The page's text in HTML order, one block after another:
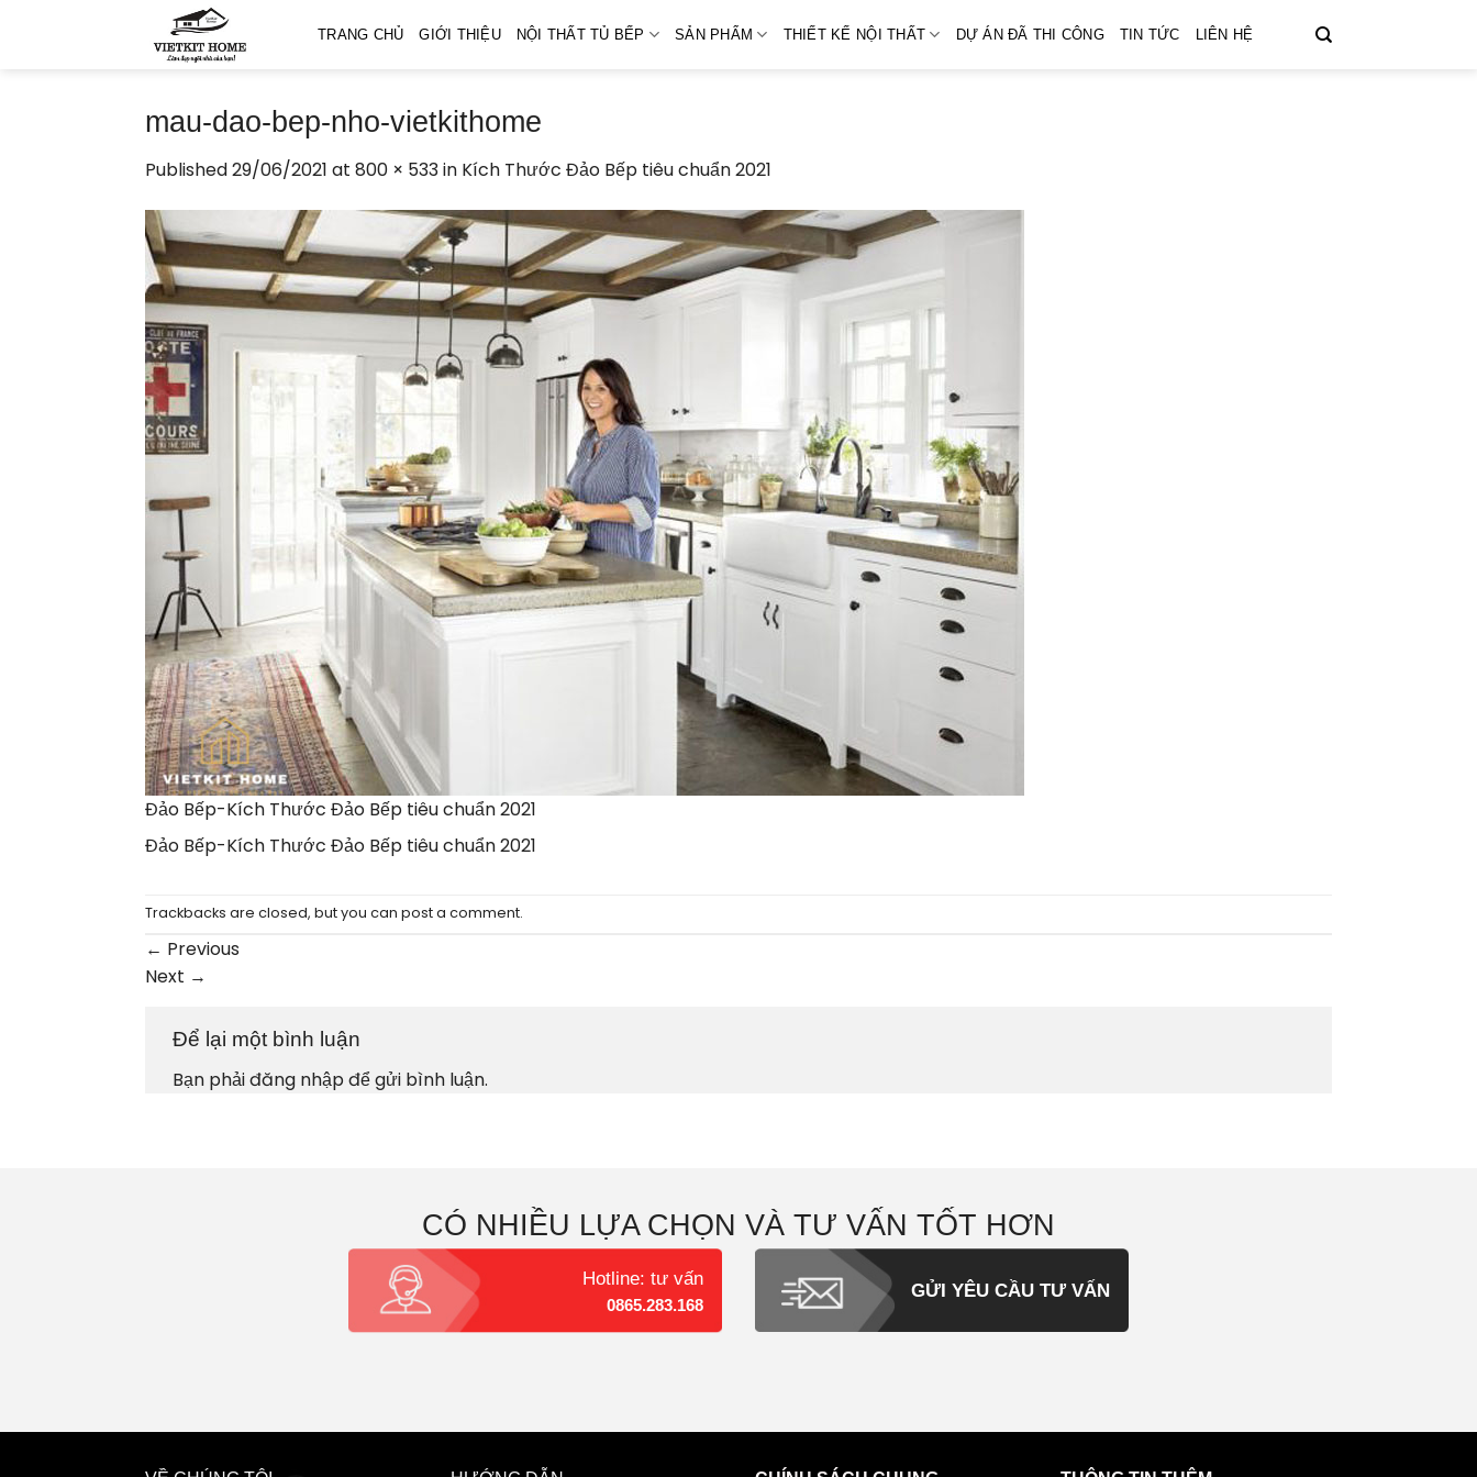
TRANG CHỦ GIỚI THIỆU NỘI THẤT TỦ BẾP SẢN PHẨM THIẾT KẾ NỘI THẤT DỰ ÁN ĐÃ THI CÔNG TIN TỨC LIÊN HỆ
mau-dao-bep-nho-vietkithome
Published29/06/2021 at 800 × 533in Kích Thước Đảo Bếp tiêu chuẩn 2021
Đảo Bếp-Kích Thước Đảo Bếp tiêu chuẩn 2021
Đảo Bếp-Kích Thước Đảo Bếp tiêu chuẩn 2021
Trackbacks are closed, but you can post a comment.
← Previous
Next →
Để lại một bình luận
Bạn phảiđăng nhậpđể gửi bình luận.
CÓ NHIỀU LỰA CHỌN VÀ TƯ VẤN TỐT HƠN
Hotline: tư vấn
0865.283.168
GỬI YÊU CẦU TƯ VẤN